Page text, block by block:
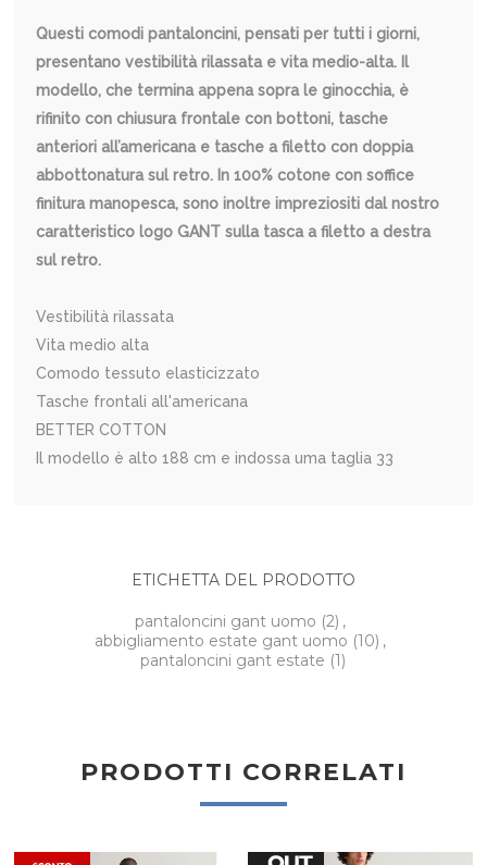
Questi comodi pantaloncini, pensati per tutti i giorni,
presentano vestibilità rilassata e vita medio-alta. Il
modello, che termina appena sopra le ginocchia, è
rifinito con chiusura frontale con bottoni, tasche
anteriori all’americana e tasche a filetto con doppia
abbottonatura sul retro. In 100% cotone con soffice
finitura manopesca, sono inoltre impreziositi dal nostro
caratteristico logo GANT sulla tasca a filetto a destra
sul retro.
Vestibilità rilassata
Vita medio alta
Comodo tessuto elasticizzato
Tasche frontali all'americana
BETTER COTTON
Il modello è alto 188 cm e indossa uma taglia 33
ETICHETTA DEL PRODOTTO
pantaloncini gant uomo (2) ,
abbigliamento estate gant uomo (10) ,
pantaloncini gant estate (1)
PRODOTTI CORRELATI